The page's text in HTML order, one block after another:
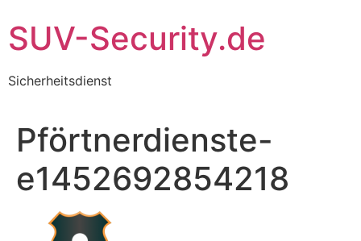
Inhalt
wechseln
SUV-Security.de
Sicherheitsdienst
Pförtnerdienste-
e1452692854218